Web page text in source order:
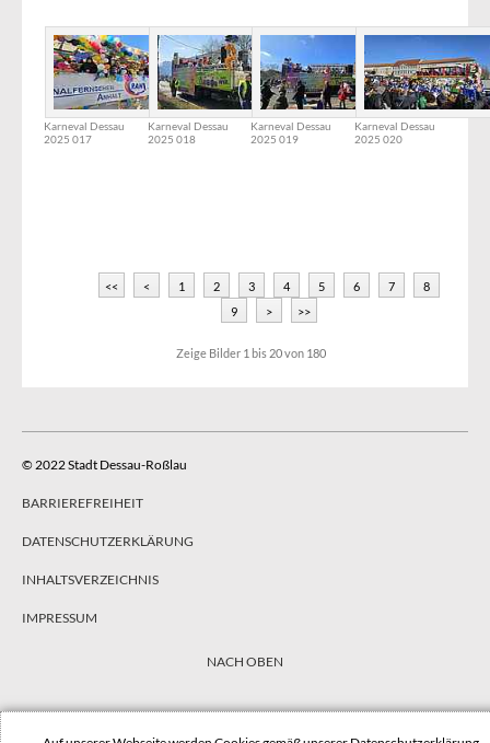
Karneval Dessau
2025 017
Karneval Dessau
2025 018
Karneval Dessau
2025 019
Karneval Dessau
2025 020
<< < 1 2 3 4 5 6 7
8
9
> >>
Zeige Bilder 1 bis 20von 180
© 2022 Stadt Dessau-Roßlau
BARRIEREFREIHEIT
DATENSCHUTZERKLÄRUNG
INHALTSVERZEICHNIS
IMPRESSUM
NACH OBEN